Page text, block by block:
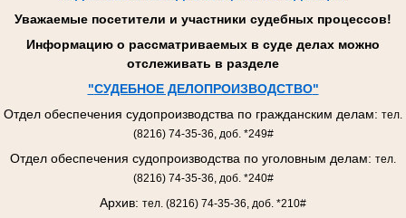
Уважаемые посетители и участники судебных процессов!
Информацию о рассматриваемых в суде делах можно
отслеживать в разделе
"СУДЕБНОЕ ДЕЛОПРОИЗВОДСТВО"
Отдел обеспечения судопроизводства по гражданским делам: тел.
(8216) 74-35-36, доб. *249#
Отдел обеспечения судопроизводства по уголовным делам: тел.
(8216) 74-35-36, доб. *240#
Архив: тел. (8216) 74-35-36, доб. *210#